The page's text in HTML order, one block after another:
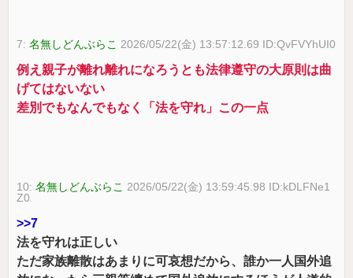
7:名無しどんぶらこ 2026/05/22(金) 13:57:12.69 ID:QvFVYhUI0
例え親子が離れ離れになろうとも法律遵守の大原則は曲
げてはないない
差別でもなんでもなく「法を守れ」この一点
10:名無しどんぶらこ 2026/05/22(金) 13:59:45.98 ID:kDLFNe1
Z0
>>7
法を守れは正しい
ただ家族離散はあまりに可哀想だから、誰か一人国外追